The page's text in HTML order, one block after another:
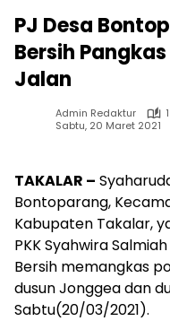
PJ Desa
Bersih
Jalan
Admin Redaktur
Sabtu, 20 Maret 2021
TAKALAR –
Bontoparang,
Kabupaten Takalar,
PKK Syahwira
Bersih memangkas
dusun Jonggea dan
Sabtu(20/03/2021).